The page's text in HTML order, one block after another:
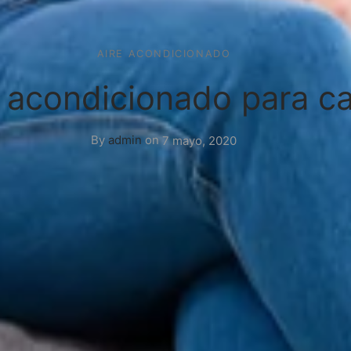
AIRE ACONDICIONADO
para
By adminon 7 mayo, 2020